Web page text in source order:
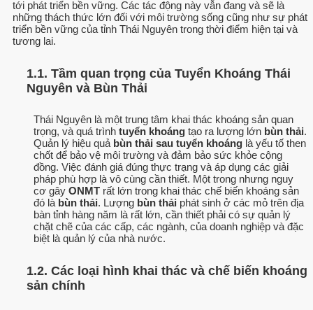
tới phát triển bền vững. Các tác động này vẫn đang và sẽ là
những thách thức lớn đối với môi trường sống cũng như sự phát
triển bền vững của tỉnh Thái Nguyên trong thời điểm hiện tại và
tương lai.
1.1. Tầm quan trọng của Tuyển Khoáng Thái
Nguyên và Bùn Thải
Thái Nguyên là một trung tâm khai thác khoáng sản quan
trọng, và quá trình tuyển khoáng tạo ra lượng lớn bùn thải.
Quản lý hiệu quả bùn thải sau tuyển khoáng là yếu tố then
chốt để bảo vệ môi trường và đảm bảo sức khỏe cộng
đồng. Việc đánh giá đúng thực trạng và áp dụng các giải
pháp phù hợp là vô cùng cần thiết. Một trong nhưng nguy
cơ gây ONMT rất lớn trong khai thác chế biến khoáng sản
đó là bùn thải. Lượng bùn thải phát sinh ở các mỏ trên địa
bàn tỉnh hàng năm là rất lớn, cần thiết phải có sự quản lý
chặt chẽ của các cấp, các ngành, của doanh nghiệp và đặc
biệt là quản lý của nhà nước.
1.2. Các loại hình khai thác và chế biến khoáng
sản chính